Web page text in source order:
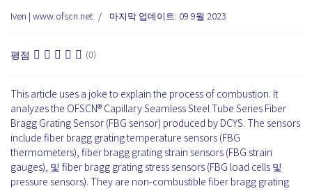
Iven | www.ofscn.net 마지막 업데이트: 09 9월 2023
평점 (0)
This article uses a joke to explain the process of combustion. It
analyzes the OFSCN® Capillary Seamless Steel Tube Series Fiber
Bragg Grating Sensor (FBG sensor) produced by DCYS. The sensors
include fiber bragg grating temperature sensors (FBG
thermometers), fiber bragg grating strain sensors (FBG strain
gauges), 및 fiber bragg grating stress sensors (FBG load cells 및
pressure sensors). They are non-combustible fiber bragg grating